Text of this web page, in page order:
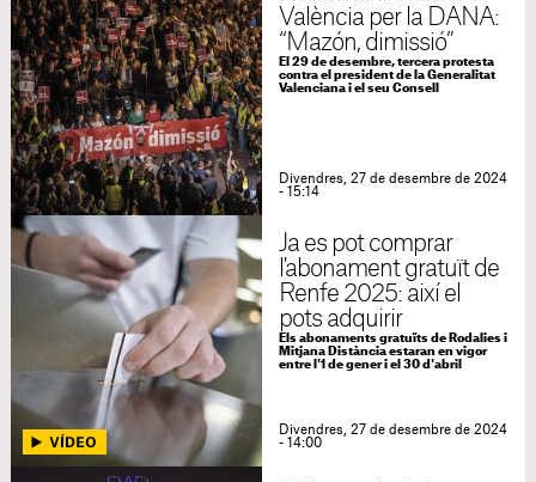
València per la DANA:
“Mazón, dimissió”
El 29 de desembre, tercera protesta
contra el president de la Generalitat
Valenciana i el seu Consell
Divendres, 27 de desembre de 2024
- 15:14
Ja es pot comprar
l'abonament gratuït de
Renfe 2025: així el
pots adquirir
Els abonaments gratuïts de Rodalies i
Mitjana Distància estaran en vigor
entre l'1 de gener i el 30 d'abril
Divendres, 27 de desembre de 2024
- 14:00